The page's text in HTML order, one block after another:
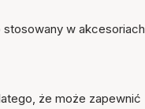
w akcesoriach
że może zapewnić